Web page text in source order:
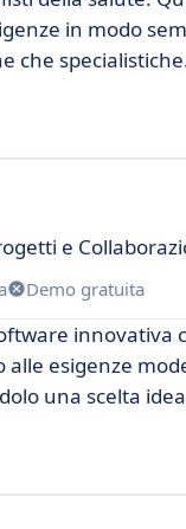
in modo
che
e
Demo gratuita
esigenze
una scelta